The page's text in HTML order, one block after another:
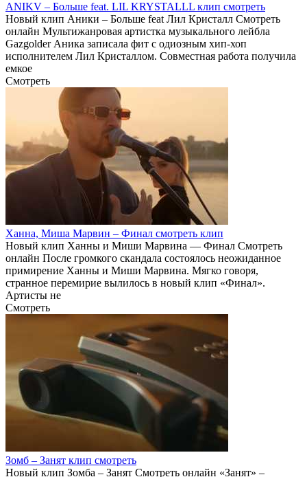
ANIKV – Больше feat. LIL KRYSTALLL клип смотреть
Новый клип Аники – Больше feat Лил Кристалл Смотреть
онлайн Мультижанровая артистка музыкального лейбла
Gazgolder Аника записала фит с одиозным хип-хоп
исполнителем Лил Кристаллом. Совместная работа получила
емкое
Смотреть
Ханна, Миша Марвин – Финал смотреть клип
Новый клип Ханны и Миши Марвина — Финал Смотреть
онлайн После громкого скандала состоялось неожиданное
примирение Ханны и Миши Марвина. Мягко говоря,
странное перемирие вылилось в новый клип «Финал».
Артисты не
Смотреть
Зомб – Занят клип смотреть
Новый клип Зомба – Занят Смотреть онлайн «Занят» –